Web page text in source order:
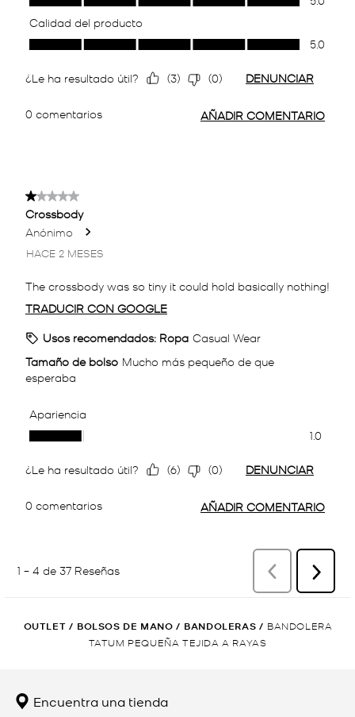
OUTLET / BOLSOS DE MANO / BANDOLERAS / BANDOLERA
TATUM PEQUEÑA TEJIDA A RAYAS
Encuentra una tienda